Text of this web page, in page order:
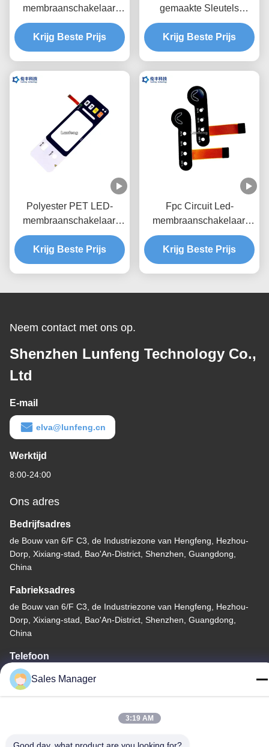
membraanschakelaar,
flexibel circuit aangepast
membraantoetsenbord
Krijg Beste Prijs
gemaakte Sleutels
LEIDENE
Membraanschakelaar,
Douane FPC LEIDEN
Krijg Beste Prijs
Polyester PET LED-
membraanschakelaar,
aangepaste
ontwerpsleutelmembraan
schakelaar
Krijg Beste Prijs
Fpc Circuit Led-
membraanschakelaar,
mat oppervlak
membraanschakelaartoet
senbord
Krijg Beste Prijs
Neem contact met ons op.
Shenzhen Lunfeng Technology Co.,
Ltd
E-mail
elva@lunfeng.cn
Werktijd
8:00-24:00
Ons adres
Bedrijfsadres
de Bouw van 6/F C3, de Industriezone van Hengfeng, Hezhou-
Dorp, Xixiang-stad, Bao'An-District, Shenzhen, Guangdong,
China
Fabrieksadres
de Bouw van 6/F C3, de Industriezone van Hengfeng, Hezhou-
Dorp, Xixiang-stad, Bao'An-District, Shenzhen, Guangdong,
China
Telefoon
86--13662697476
China Goede kwaliteit Het Membraanschakelaar van de
Sales Manager
3:19 AM